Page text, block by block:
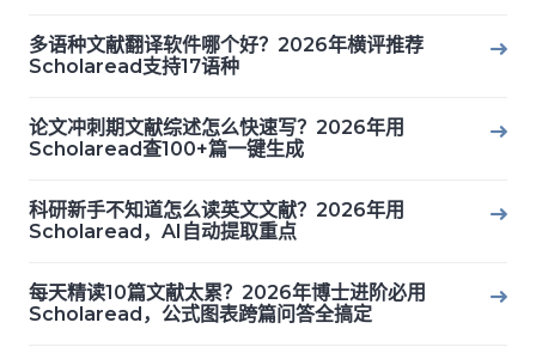
多语种文献翻译软件哪个好？2026年横评推荐
Scholaread支持17语种
论文冲刺期文献综述怎么快速写？2026年用
Scholaread查100+篇一键生成
科研新手不知道怎么读英文文献？2026年用
Scholaread，AI自动提取重点
每天精读10篇文献太累？2026年博士进阶必用
Scholaread，公式图表跨篇问答全搞定